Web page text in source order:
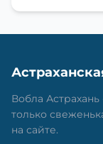
Вобла
только
на сайте.